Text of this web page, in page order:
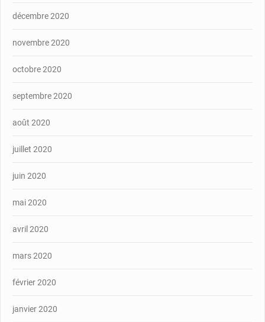
décembre 2020
novembre 2020
octobre 2020
septembre 2020
août 2020
juillet 2020
juin 2020
mai 2020
avril 2020
mars 2020
février 2020
janvier 2020